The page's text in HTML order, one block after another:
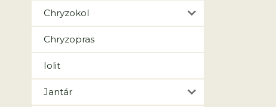
Chryzokol
Chryzopras
Iolit
Jantár